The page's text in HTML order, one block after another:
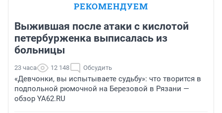
РЕКОМЕНДУЕМ
Выжившая после атаки с кислотой
петербурженка выписалась из
больницы
23 часа 12 148 Обсудить
«Девчонки, вы испытываете судьбу»: что творится в
подпольной рюмочной на Березовой в Рязани —
обзор YA62.RU